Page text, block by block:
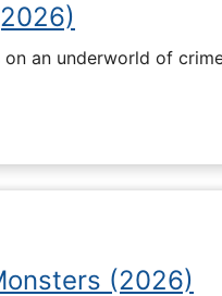
an underworld of
(2026)